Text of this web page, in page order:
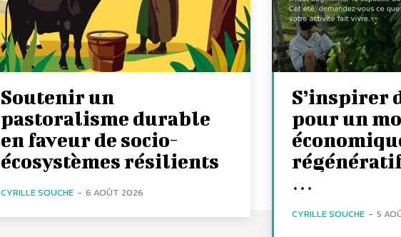
Soutenir un
pastoralisme durable
en faveur de socio-
écosystèmes résilients
CYRILLE SOUCHE - 6 AOÛT 2026
S’inspirer
pour un
…
CYRILLE SOUCHE - 5